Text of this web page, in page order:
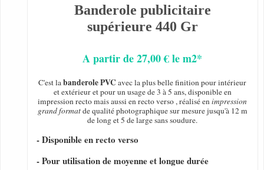
Banderole publicitaire
supérieure 440 Gr
A partir de 27,00 € le m2*
C'est labanderole PVC avec la plus belle finition pour intérieur
et extérieur et pour un usage de 3 à 5 ans, disponible en
impression recto mais aussi en recto verso , réalisé enimpression
grand formatde qualité photographique sur mesure jusqu'à 12 m
de long et 5 de large sans soudure.
- Disponible en recto verso
- Pour utilisation de moyenne et longue durée